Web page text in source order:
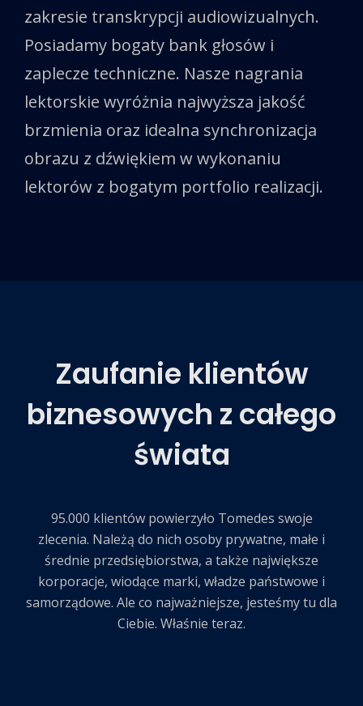
zakresie transkrypcji audiowizualnych.
Posiadamy bogaty bank głosów i
zaplecze techniczne. Nasze nagrania
lektorskie wyróżnia najwyższa jakość
brzmienia oraz idealna synchronizacja
obrazu z dźwiękiem w wykonaniu
lektorów z bogatym portfolio realizacji.
Zaufanie klientów
biznesowych z całego
świata
95.000 klientów powierzyło Tomedes swoje
zlecenia. Należą do nich osoby prywatne, małe i
średnie przedsiębiorstwa, a także największe
korporacje, wiodące marki, władze państwowe i
samorządowe. Ale co najważniejsze, jesteśmy tu dla
Ciebie. Właśnie teraz.